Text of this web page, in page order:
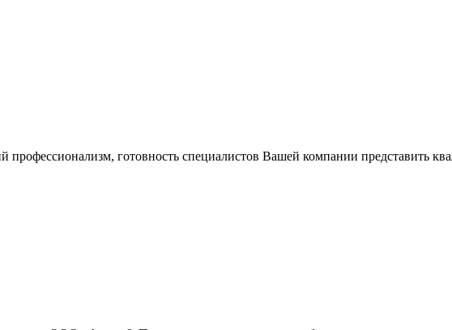
профессионализм, готовность специалистов Вашей компании представить